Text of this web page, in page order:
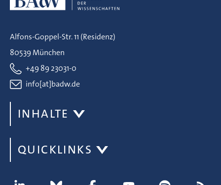
Alfons-Goppel-Str. 11 (Residenz)
80539 München
+49 89 23031-0
info[at]badw.de
INHALTE
QUICKLINKS